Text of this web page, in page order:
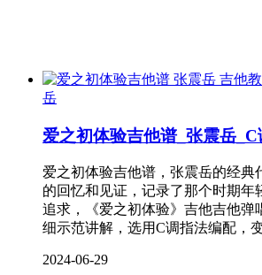
岳
爱之初体验吉他谱_张震岳
爱之初体验吉他谱，张震岳的经典
的回忆和见证，记录了那个时期年
追求，《爱之初体验》吉他吉他弹
细示范讲解，选用C调指法编配，
2024-06-29